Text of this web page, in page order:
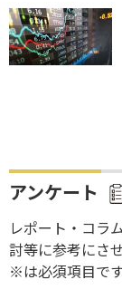
アンケート
レポート・コラ
討等に参考にさ
※は必須項目です